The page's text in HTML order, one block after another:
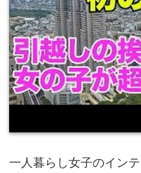
一人暮らし女子のイン